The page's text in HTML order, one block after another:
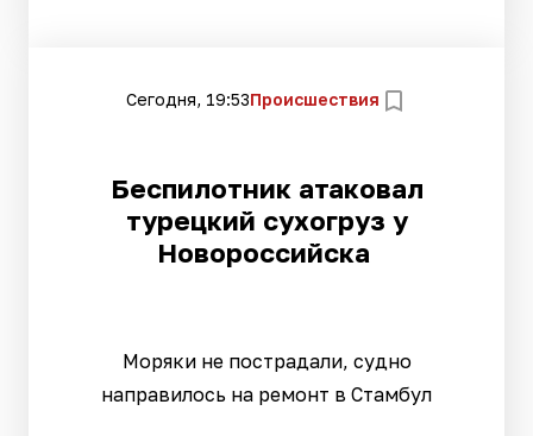
Сегодня, 19:53Происшествия
Беспилотник атаковал
турецкий сухогруз у
Новороссийска
Моряки не пострадали, судно
направилось на ремонт в Стамбул